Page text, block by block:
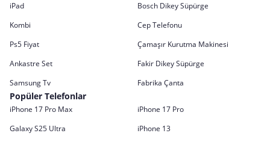
iPad
Bosch Dikey Süpürge
Kombi
Cep Telefonu
Ps5 Fiyat
Çamaşır Kurutma Makinesi
Ankastre Set
Fakir Dikey Süpürge
Samsung Tv
Fabrika Çanta
Popüler Telefonlar
iPhone 17 Pro Max
iPhone 17 Pro
Galaxy S25 Ultra
iPhone 13